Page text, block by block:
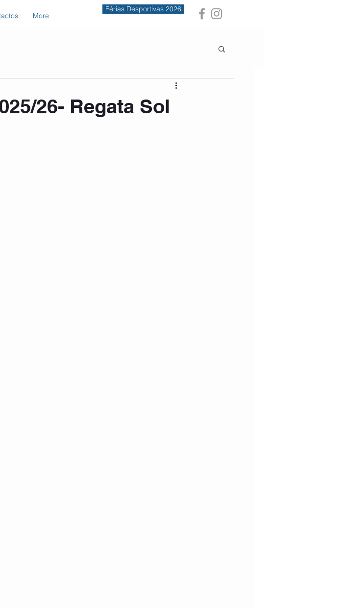
More
Férias Desportivas 2026
26- Regata Sol